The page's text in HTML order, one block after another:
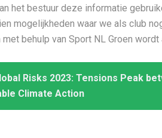
het bestuur deze informatie
mogelijkheden waar we als club
behulp van Sport NL Groen
Risks 2023: Tensions Peak
Climate Action